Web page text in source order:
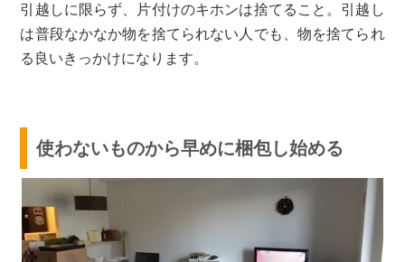
引越しに限らず、片付けのキホンは捨てること。引越し
は普段なかなか物を捨てられない人でも、物を捨てられ
る良いきっかけになります。
使わないものから早めに梱包し始める